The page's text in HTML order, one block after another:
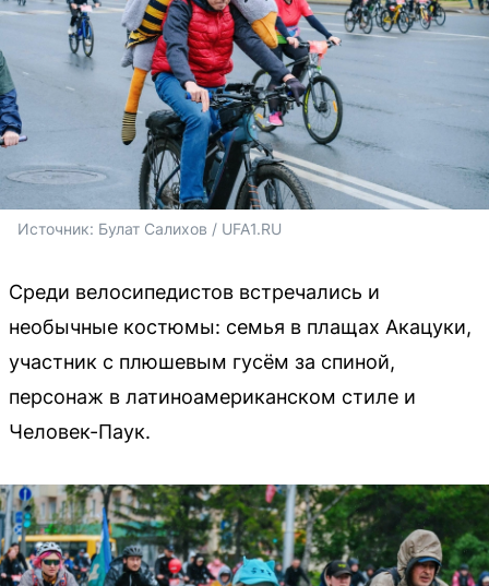
Источник: Булат Салихов / UFA1.RU
Среди велосипедистов встречались и
необычные костюмы: семья в плащах Акацуки,
участник с плюшевым гусём за спиной,
персонаж в латиноамериканском стиле и
Человек-Паук.